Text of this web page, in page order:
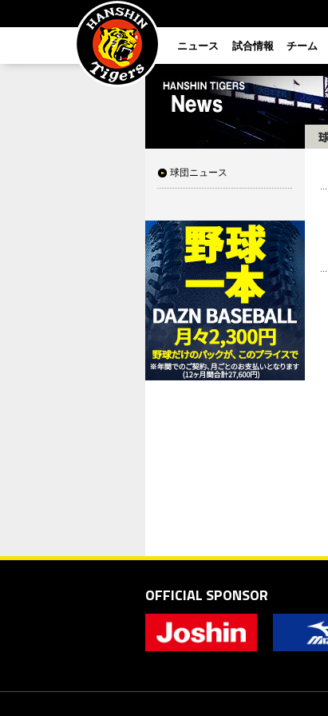
ニュース 試合情報 チーム
球団ニュース
OFFICIAL SPONSOR